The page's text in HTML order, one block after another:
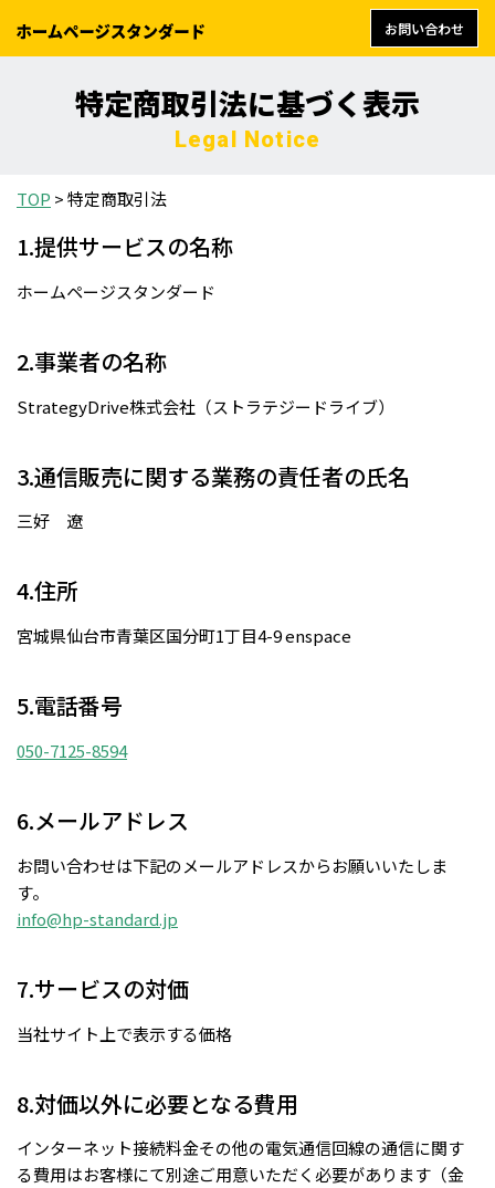
Skip
content
お問い合わせ
特定商取引法に基づく表示
Legal Notice
TOP >特定商取引法
1.提供サービスの名称
ホームページスタンダード
2.事業者の名称
StrategyDrive株式会社（ストラテジードライブ）
3.通信販売に関する業務の責任者の氏名
三好 遼
4.住所
宮城県仙台市青葉区国分町1丁目4-9 enspace
5.電話番号
050-7125-8594
6.メールアドレス
お問い合わせは下記のメールアドレスからお願いいたしま
す。
info@hp-standard.jp
7.サービスの対価
当社サイト上で表示する価格
8.対価以外に必要となる費用
インターネット接続料金その他の電気通信回線の通信に関す
る費用はお客様にて別途ご用意いただく必要があります（金